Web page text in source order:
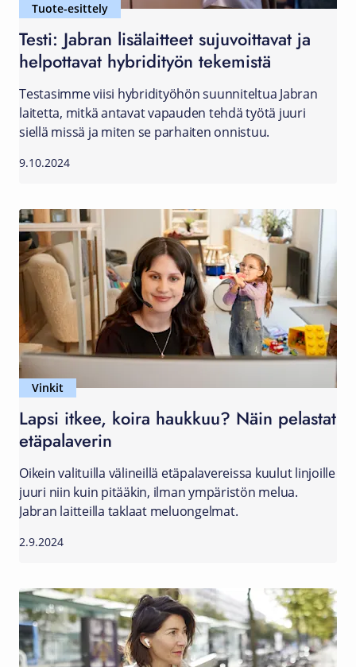
Tuote-esittely
Testi: Jabran lisälaitteet sujuvoittavat ja
helpottavat hybridityön tekemistä
Testasimme viisi hybridityöhön suunniteltua Jabran
laitetta, mitkä antavat vapauden tehdä työtä juuri
siellä missä ja miten se parhaiten onnistuu.
9.10.2024
Vinkit
Lapsi itkee, koira haukkuu? Näin pelastat
etäpalaverin
Oikein valituilla välineillä etäpalavereissa kuulut linjoille
juuri niin kuin pitääkin, ilman ympäristön melua.
Jabran laitteilla taklaat meluongelmat.
2.9.2024